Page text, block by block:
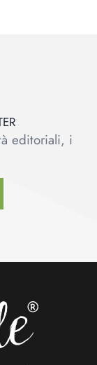
editoriali, i